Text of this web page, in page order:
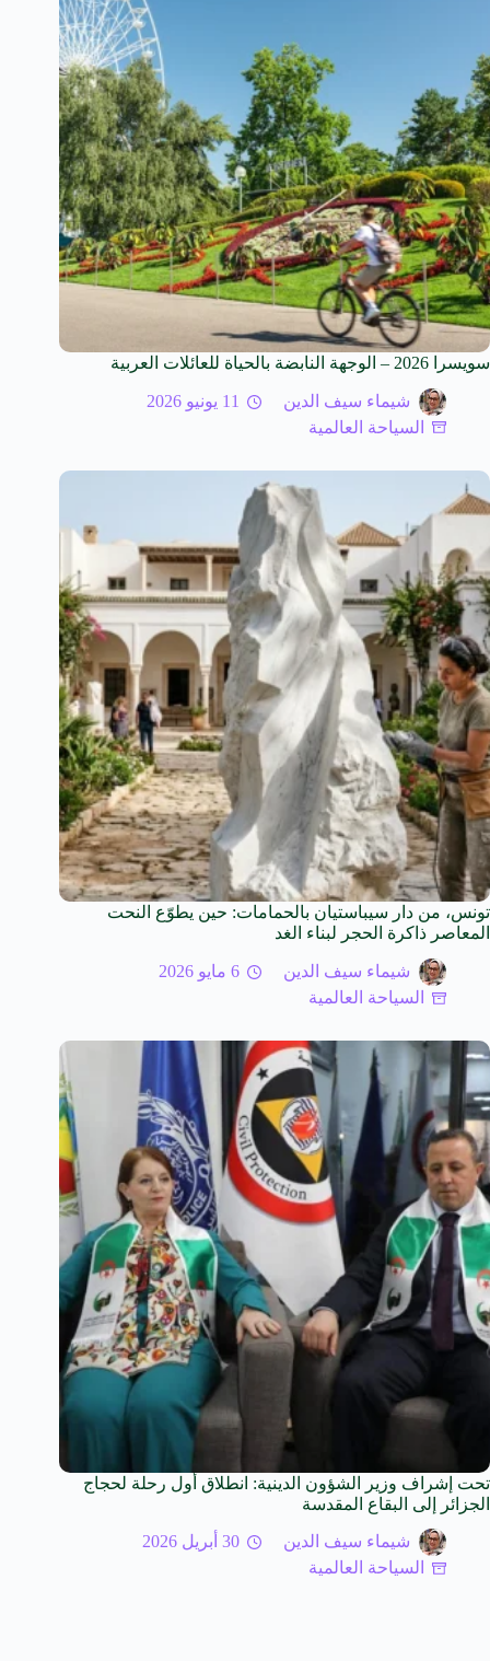
سويسرا 2026 – الوجهة النابضة بالحياة للعائلات العربية
شيماء سيف الدين
11 يونيو 2026
السياحة العالمية
تونس، من دار سيباستيان بالحمامات: حين يطوّع النحت
المعاصر ذاكرة الحجر لبناء الغد
شيماء سيف الدين
6 مايو 2026
السياحة العالمية
تحت إشراف وزير الشؤون الدينية: انطلاق أول رحلة لحجاج
الجزائر إلى البقاع المقدسة
شيماء سيف الدين
30 أبريل 2026
السياحة العالمية